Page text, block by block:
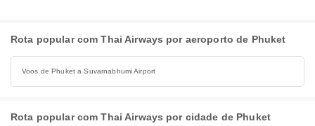
Rota popular com Thai Airways por aeroporto de Phuket
Voos de Phuket a Suvarnabhumi Airport
Rota popular com Thai Airways por cidade de Phuket